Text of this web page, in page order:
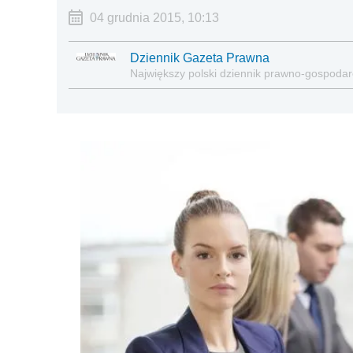
04 grudnia 2015, 10:13
Dziennik Gazeta Prawna
Największy polski dziennik prawno-